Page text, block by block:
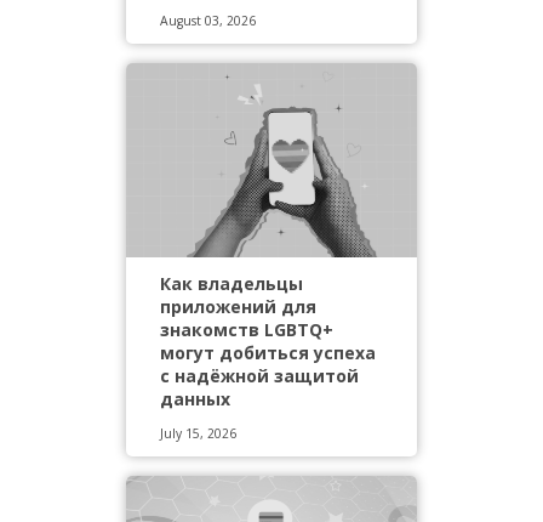
August 03, 2026
Как владельцы
приложений для
знакомств LGBTQ+
могут добиться успеха
с надёжной защитой
данных
July 15, 2026